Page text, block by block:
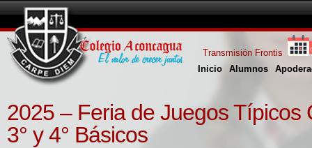
Inicio Alumnos
Transmisión Frontis
2025 – Feria de Juegos Típicos
3° y 4° Básicos